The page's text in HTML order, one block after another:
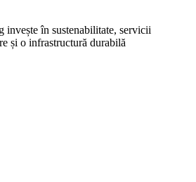
invește în sustenabilitate, servicii
și o infrastructură durabilă